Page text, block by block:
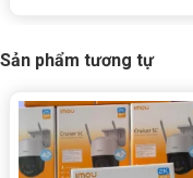
Model
Góc quay
Kết nối
Sản phẩm tương tự